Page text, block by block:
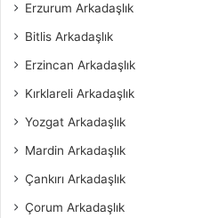
Erzurum Arkadaşlık
Bitlis Arkadaşlık
Erzincan Arkadaşlık
Kırklareli Arkadaşlık
Yozgat Arkadaşlık
Mardin Arkadaşlık
Çankırı Arkadaşlık
Çorum Arkadaşlık